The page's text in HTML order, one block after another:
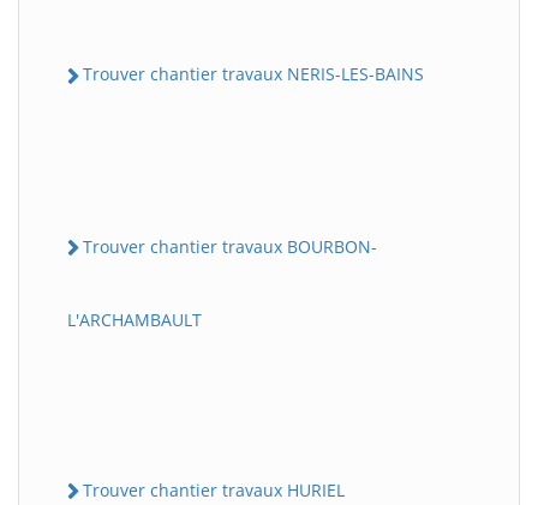
Trouver chantier travaux NERIS-LES-BAINS
Trouver chantier travaux BOURBON-
L'ARCHAMBAULT
Trouver chantier travaux HURIEL